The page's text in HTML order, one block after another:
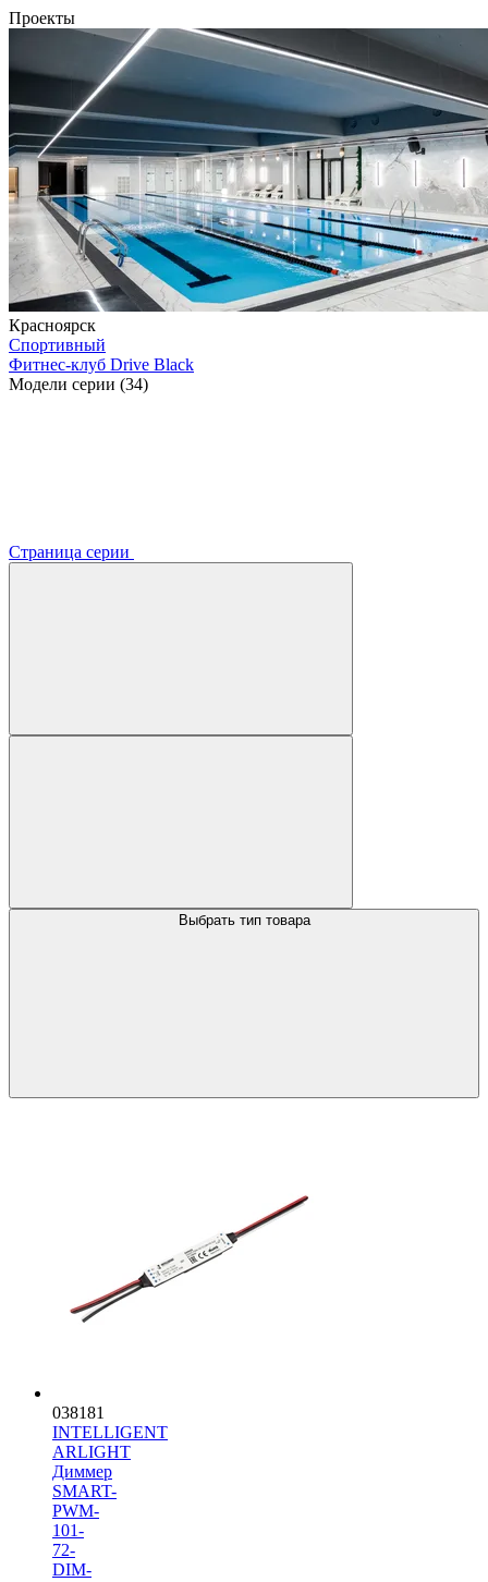
Проекты
Красноярск
Спортивный
Фитнес-клуб Drive Black
Модели серии (34)
Страница серии
Выбрать тип товара
038181
INTELLIGENT
ARLIGHT
Диммер
SMART-
PWM-
101-
72-
DIM-